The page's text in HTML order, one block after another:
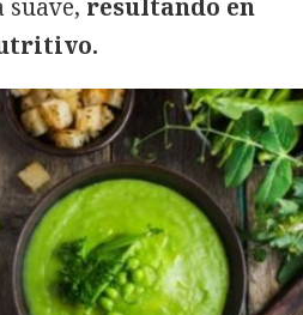
resultando en